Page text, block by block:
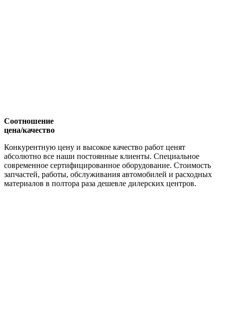
Соотношение
цена/качество
Конкурентную цену и высокое качество работ ценят
абсолютно все наши постоянные клиенты. Специальное
современное сертифицированное оборудование. Стоимость
запчастей, работы, обслуживания автомобилей и расходных
материалов в полтора раза дешевле дилерских центров.